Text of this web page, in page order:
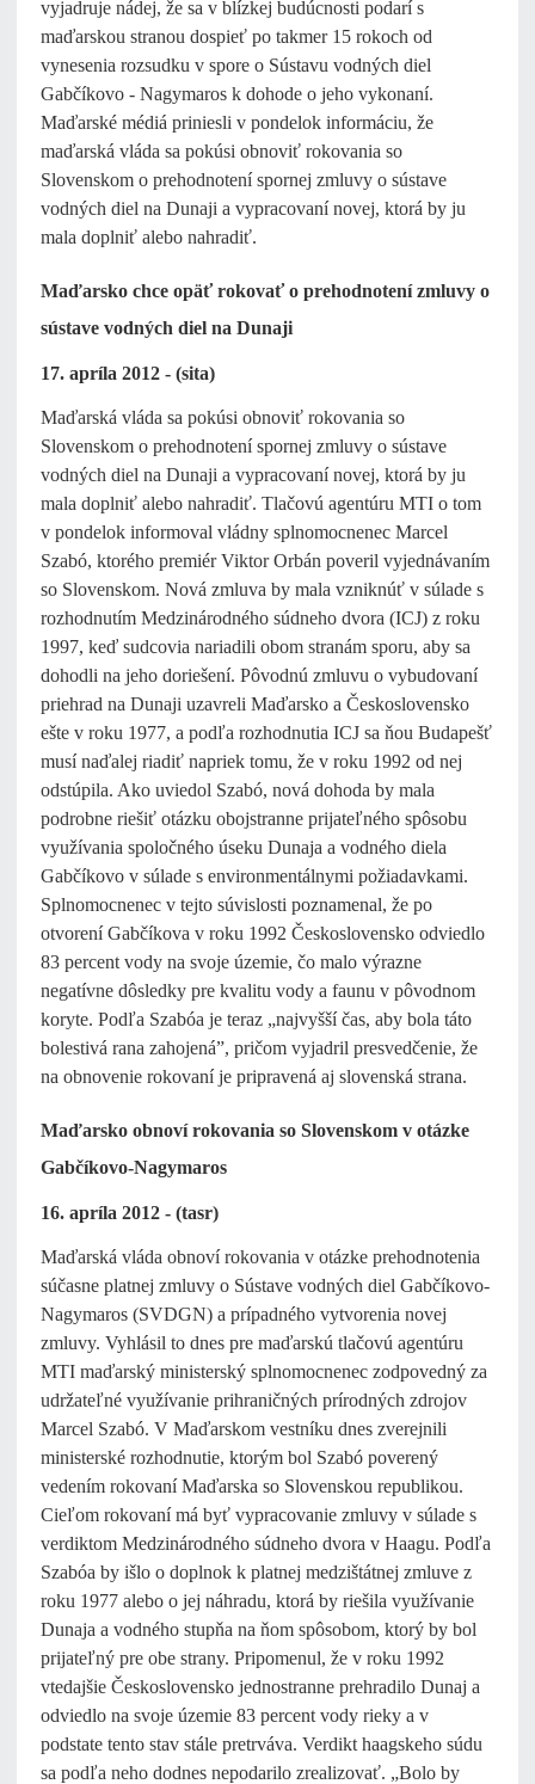
vyjadruje nádej, že sa v blízkej budúcnosti podarí s
maďarskou stranou dospieť po takmer 15 rokoch od
vynesenia rozsudku v spore o Sústavu vodných diel
Gabčíkovo - Nagymaros k dohode o jeho vykonaní.
Maďarské médiá priniesli v pondelok informáciu, že
maďarská vláda sa pokúsi obnoviť rokovania so
Slovenskom o prehodnotení spornej zmluvy o sústave
vodných diel na Dunaji a vypracovaní novej, ktorá by ju
mala doplniť alebo nahradiť.
Maďarsko chce opäť rokovať o prehodnotení zmluvy o
sústave vodných diel na Dunaji
17. apríla 2012 - (sita)
Maďarská vláda sa pokúsi obnoviť rokovania so
Slovenskom o prehodnotení spornej zmluvy o sústave
vodných diel na Dunaji a vypracovaní novej, ktorá by ju
mala doplniť alebo nahradiť. Tlačovú agentúru MTI o tom
v pondelok informoval vládny splnomocnenec Marcel
Szabó, ktorého premiér Viktor Orbán poveril vyjednávaním
so Slovenskom. Nová zmluva by mala vzniknúť v súlade s
rozhodnutím Medzinárodného súdneho dvora (ICJ) z roku
1997, keď sudcovia nariadili obom stranám sporu, aby sa
dohodli na jeho doriešení. Pôvodnú zmluvu o vybudovaní
priehrad na Dunaji uzavreli Maďarsko a Československo
ešte v roku 1977, a podľa rozhodnutia ICJ sa ňou Budapešť
musí naďalej riadiť napriek tomu, že v roku 1992 od nej
odstúpila. Ako uviedol Szabó, nová dohoda by mala
podrobne riešiť otázku obojstranne prijateľného spôsobu
využívania spoločného úseku Dunaja a vodného diela
Gabčíkovo v súlade s environmentálnymi požiadavkami.
Splnomocnenec v tejto súvislosti poznamenal, že po
otvorení Gabčíkova v roku 1992 Československo odviedlo
83 percent vody na svoje územie, čo malo výrazne
negatívne dôsledky pre kvalitu vody a faunu v pôvodnom
koryte. Podľa Szabóa je teraz „najvyšší čas, aby bola táto
bolestivá rana zahojená”, pričom vyjadril presvedčenie, že
na obnovenie rokovaní je pripravená aj slovenská strana.
Maďarsko obnoví rokovania so Slovenskom v otázke
Gabčíkovo-Nagymaros
16. apríla 2012 - (tasr)
Maďarská vláda obnoví rokovania v otázke prehodnotenia
súčasne platnej zmluvy o Sústave vodných diel Gabčíkovo-
Nagymaros (SVDGN) a prípadného vytvorenia novej
zmluvy. Vyhlásil to dnes pre maďarskú tlačovú agentúru
MTI maďarský ministerský splnomocnenec zodpovedný za
udržateľné využívanie prihraničných prírodných zdrojov
Marcel Szabó. V Maďarskom vestníku dnes zverejnili
ministerské rozhodnutie, ktorým bol Szabó poverený
vedením rokovaní Maďarska so Slovenskou republikou.
Cieľom rokovaní má byť vypracovanie zmluvy v súlade s
verdiktom Medzinárodného súdneho dvora v Haagu. Podľa
Szabóa by išlo o doplnok k platnej medzištátnej zmluve z
roku 1977 alebo o jej náhradu, ktorá by riešila využívanie
Dunaja a vodného stupňa na ňom spôsobom, ktorý by bol
prijateľný pre obe strany. Pripomenul, že v roku 1992
vtedajšie Československo jednostranne prehradilo Dunaj a
odviedlo na svoje územie 83 percent vody rieky a v
podstate tento stav stále pretrváva. Verdikt haagskeho súdu
sa podľa neho dodnes nepodarilo zrealizovať. „Bolo by